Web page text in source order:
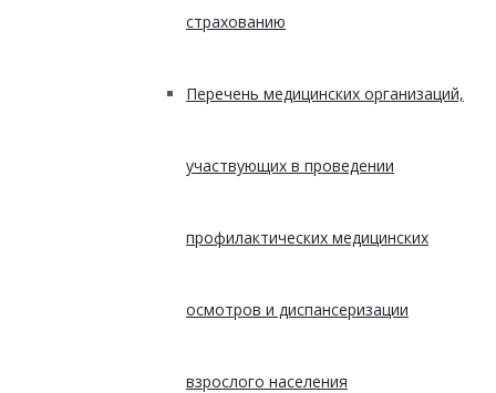
страхованию
Перечень медицинских организаций,
участвующих в проведении
профилактических медицинских
осмотров и диспансеризации
взрослого населения